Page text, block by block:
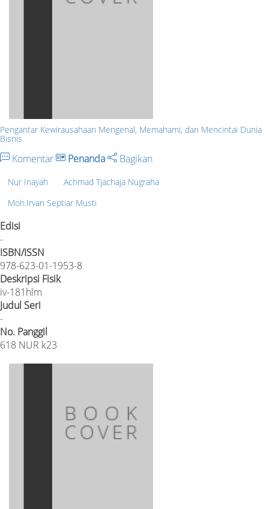
Pengantar Kewirausahaan Mengenal, Memahami, dan Mencintai Dunia
Bisnis
Komentar Penanda Bagikan
Nur Inayah
Achmad Tjachaja Nugraha
Moh.Irvan Septiar Musti
Edisi
-
ISBN/ISSN
978-623-01-1953-8
Deskripsi Fisik
iv-181hlm
Judul Seri
-
No. Panggil
618 NUR k23